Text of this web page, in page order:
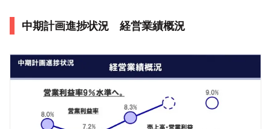
中期計画進捗状況 経営業績概況